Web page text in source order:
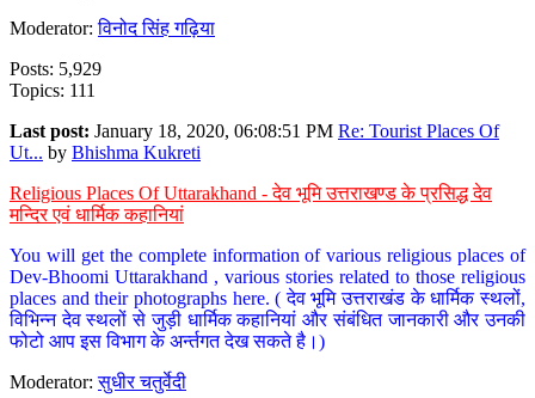
Moderator:विनोद सिंह गढ़िया
Posts: 5,929
Topics: 111
Last post: January 18, 2020, 06:08:51 PM Re: Tourist Places Of
Ut... by Bhishma Kukreti
Religious Places Of Uttarakhand - देव भूमि उत्तराखण्ड के प्रसिद्ध देव
मन्दिर एवं धार्मिक कहानियां
You will get the complete information of various religious places of
Dev-Bhoomi Uttarakhand , various stories related to those religious
places and their photographs here. ( देव भूमि उत्तराखंड के धार्मिक स्थलों,
विभिन्न देव स्थलों से जुड़ी धार्मिक कहानियां और संबंधित जानकारी और उनकी
फोटो आप इस विभाग के अर्न्तगत देख सकते है।)
Moderator:सुधीर चतुर्वेदी